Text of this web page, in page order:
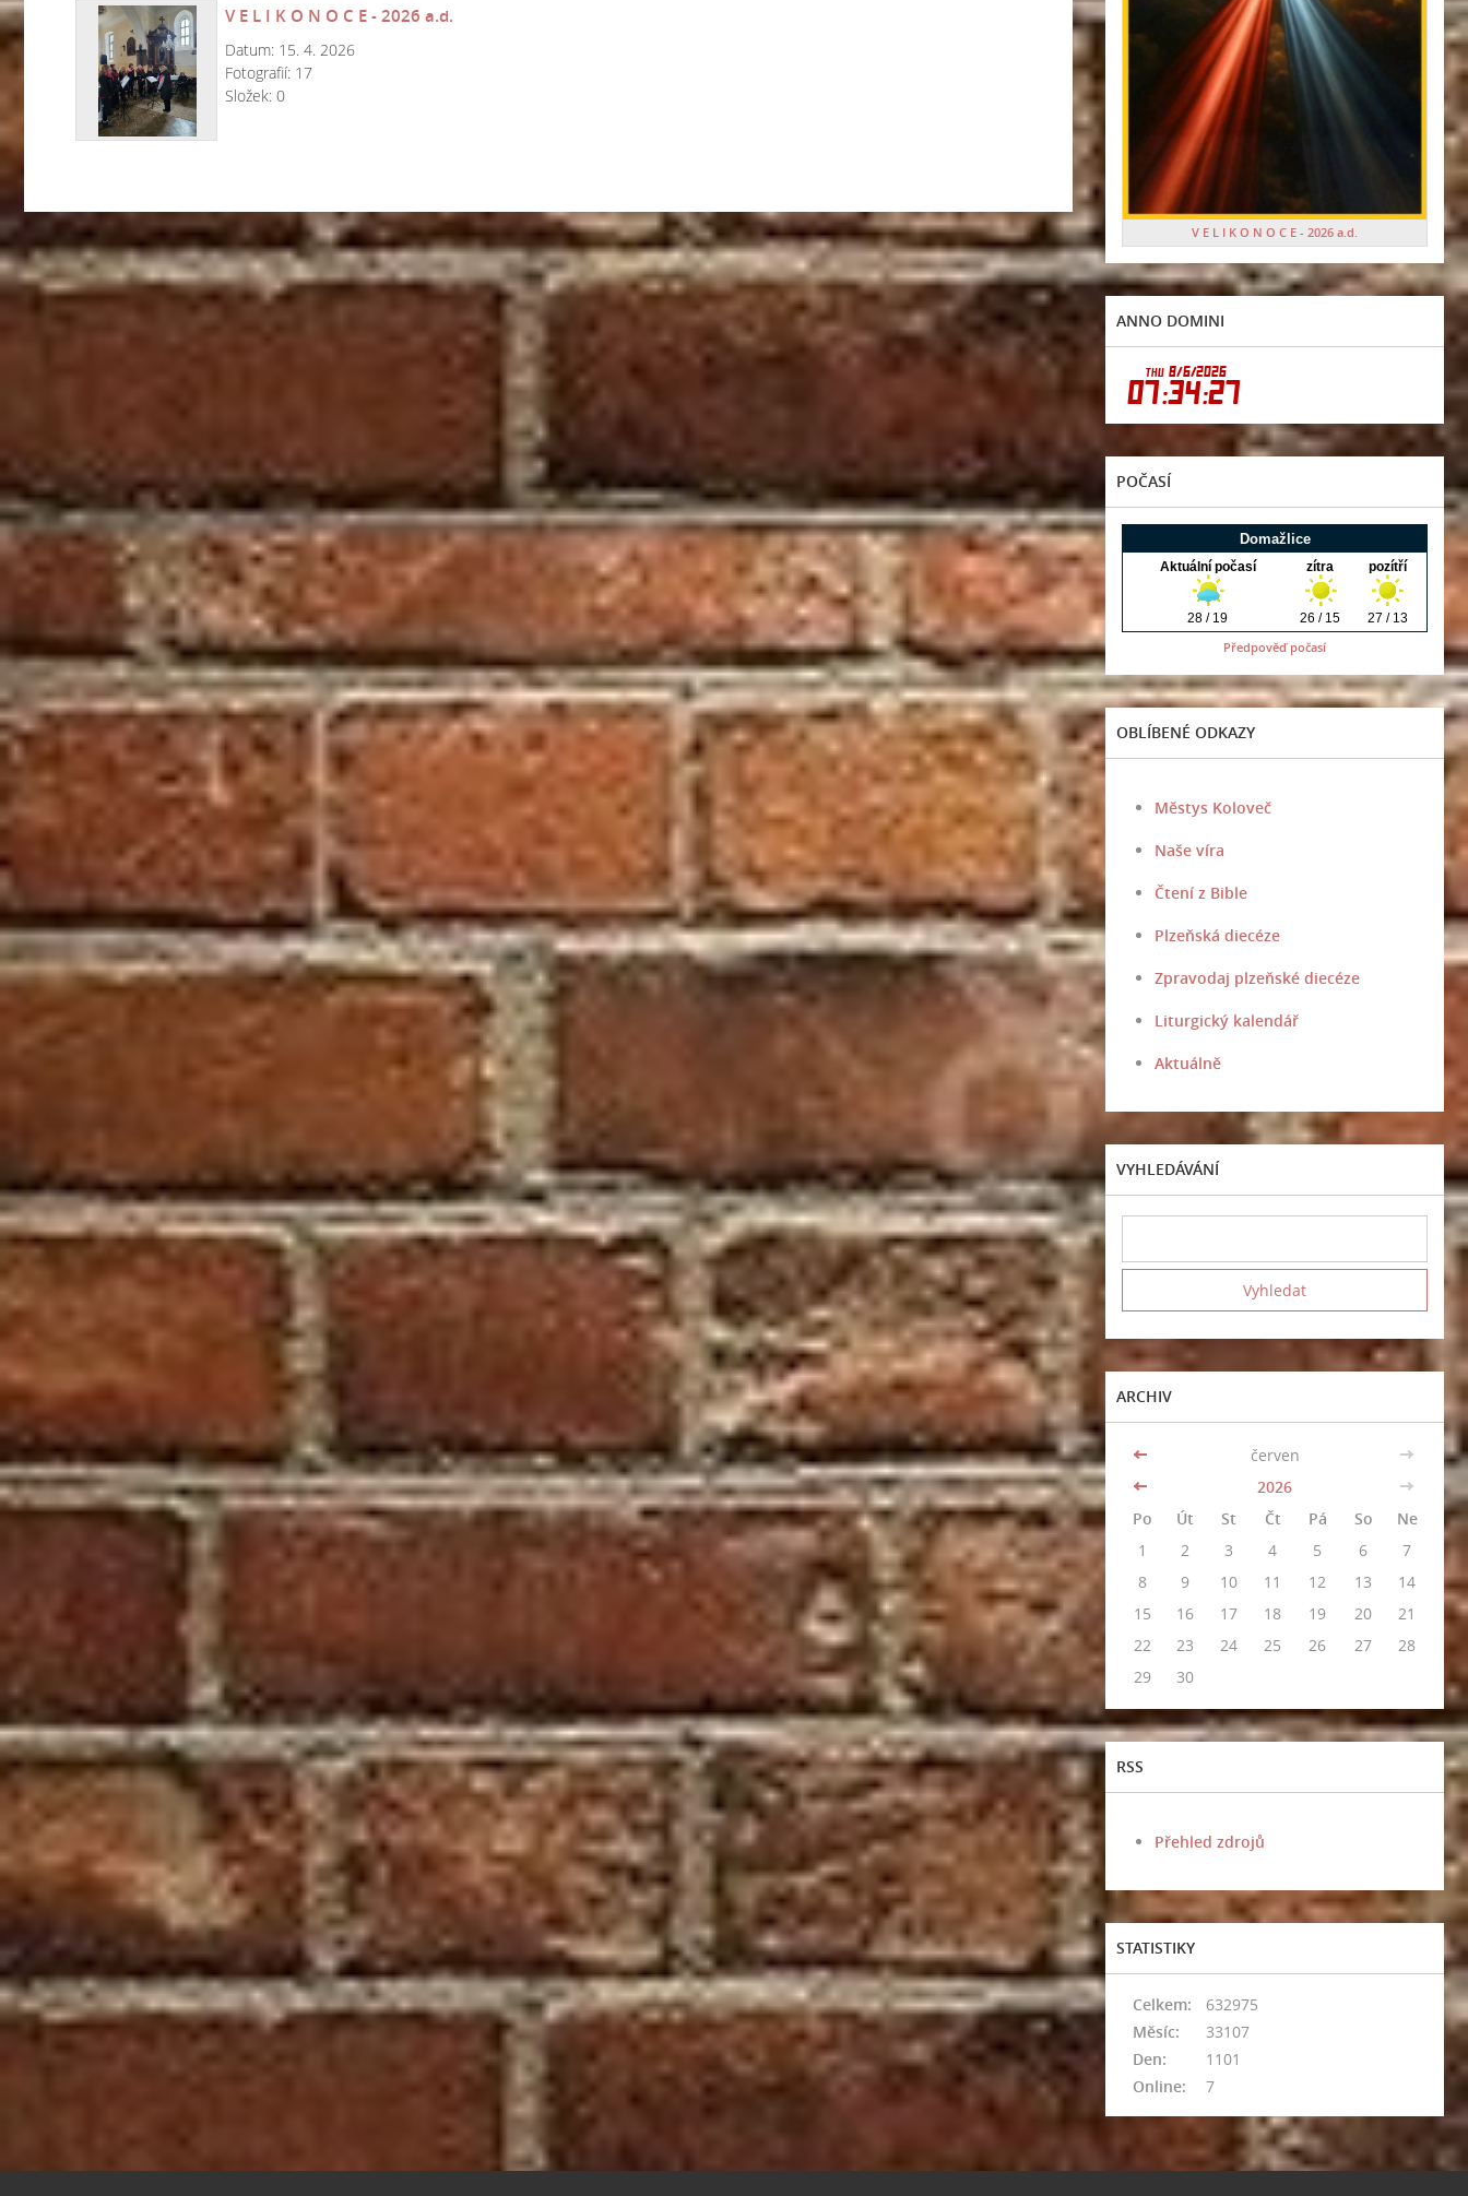
V E L I K O N O C E - 2026 a.d.
Datum: 15. 4. 2026
Fotografií: 17
Složek: 0
V E L I K O N O C E - 2026 a.d.
ANNO DOMINI
POČASÍ
Předpověď počasí
OBLÍBENÉ ODKAZY
Městys Koloveč
Naše víra
Čtení z Bible
Plzeňská diecéze
Zpravodaj plzeňské diecéze
Liturgický kalendář
Aktuálně
VYHLEDÁVÁNÍ
ARCHIV
<< červen
>>
<<
2026
>>
Po
Út St Čt Pá So
Ne
1
2 3 4 5 6
7
8
9 10 11 12 13
14
15
16 17 18 19 20
21
22
23 24 25 26 27
28
29
30
RSS
Přehled zdrojů
STATISTIKY
Online: 7
Celkem:
632975
Měsíc:
33107
Den:
1101